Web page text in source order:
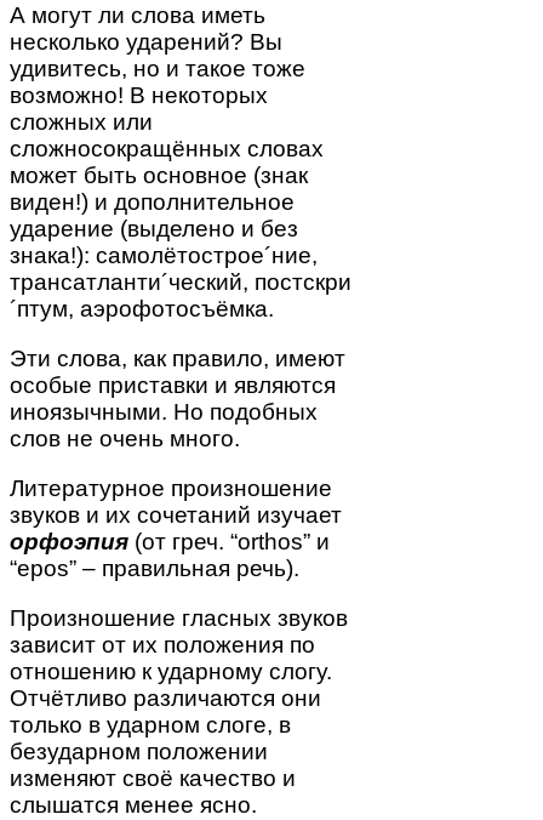
А могут ли слова иметь
несколько ударений? Вы
удивитесь, но и такое тоже
возможно! В некоторых
сложных или
сложносокращённых словах
может быть основное (знак
виден!) и дополнительное
ударение (выделено и без
знака!): самолётострое´ние,
трансатланти´ческий, постскри
´птум, аэрофотосъёмка.
Эти слова, как правило, имеют
особые приставки и являются
иноязычными. Но подобных
слов не очень много.
Литературное произношение
звуков и их сочетаний изучает
орфоэпия (от греч. “orthos” и
“epos” – правильная речь).
Произношение гласных звуков
зависит от их положения по
отношению к ударному слогу.
Отчётливо различаются они
только в ударном слоге, в
безударном положении
изменяют своё качество и
слышатся менее ясно.